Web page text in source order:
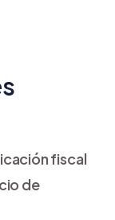
fiscal
de